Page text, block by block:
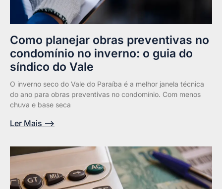
Como planejar obras preventivas no
condomínio no inverno: o guia do
síndico do Vale
O inverno seco do Vale do Paraíba é a melhor janela técnica
do ano para obras preventivas no condomínio. Com menos
chuva e base seca
Ler Mais -->